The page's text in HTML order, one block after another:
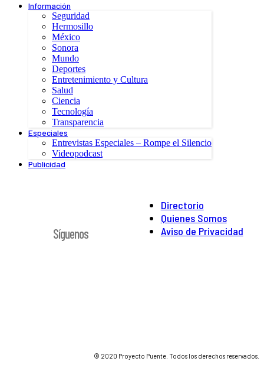
Información
Seguridad
Hermosillo
México
Sonora
Mundo
Deportes
Entretenimiento y Cultura
Salud
Ciencia
Tecnología
Transparencia
Especiales
Entrevistas Especiales – Rompe el Silencio
Videopodcast
Publicidad
Directorio
Quienes Somos
Aviso de Privacidad
Síguenos
© 2020 Proyecto Puente. Todos los derechos reservados.